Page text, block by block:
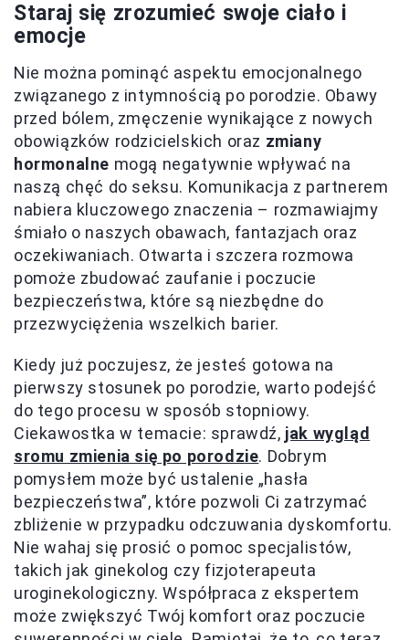
Staraj się zrozumieć swoje ciało i
emocje
Nie można pominąć aspektu emocjonalnego
związanego z intymnością po porodzie. Obawy
przed bólem, zmęczenie wynikające z nowych
obowiązków rodzicielskich oraz zmiany
hormonalne mogą negatywnie wpływać na
naszą chęć do seksu. Komunikacja z partnerem
nabiera kluczowego znaczenia – rozmawiajmy
śmiało o naszych obawach, fantazjach oraz
oczekiwaniach. Otwarta i szczera rozmowa
pomoże zbudować zaufanie i poczucie
bezpieczeństwa, które są niezbędne do
przezwyciężenia wszelkich barier.
Kiedy już poczujesz, że jesteś gotowa na
pierwszy stosunek po porodzie, warto podejść
do tego procesu w sposób stopniowy.
Ciekawostka w temacie: sprawdź, jak wygląd
sromu zmienia się po porodzie. Dobrym
pomysłem może być ustalenie „hasła
bezpieczeństwa”, które pozwoli Ci zatrzymać
zbliżenie w przypadku odczuwania dyskomfortu.
Nie wahaj się prosić o pomoc specjalistów,
takich jak ginekolog czy fizjoterapeuta
uroginekologiczny. Współpraca z ekspertem
może zwiększyć Twój komfort oraz poczucie